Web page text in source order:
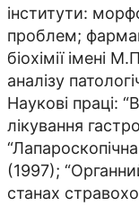
інститути:
проблем;
біохімії імені
аналізу
Наукові праці:
лікування
(1997);
станах